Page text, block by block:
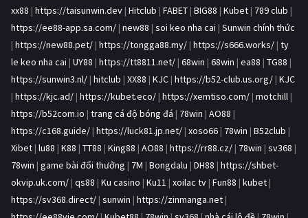
xx88 | https://taisunwin.dev | Hitclub | FABET | BIG88 | Kubet | 789 club |
https://ee88-app.sa.com/ | new88 | soi keo nha cai | Sunwin chính thức
| https://new88.pet/ | https://tongga88.my/ | https://s666.works/ | ty
le keo nha cai | UY88 | https://tt8811.net/ | 68win | 68win | ea88 | TG88 |
https://sunwin3.nl/ | hitclub | XX88 | KJC | https://b52-club.us.org/ | KJC
| https://kjc.ad/ | https://kubet.eco/ | https://xemtiso.com/ | motchill |
https://b52com.io | trang cá độ bóng đá | 78win | AO88 |
https://c168.guide/ | https://luck81.jp.net/ | xoso66 | 78win | B52club |
Xibet | lu88 | K88 | TT88 | King88 | AO88 | https://rr88.cz/ | 78win | sv368 |
78win | game bài đổi thưởng | 7M | Bongdalu | DH88 | https://shbet-
okvip.uk.com/ | qs88 | Ku casino | Ku11 | xoilac tv | Fun88 | kubet |
https://sv368.direct/ | sunwin | https://zinmanga.net |